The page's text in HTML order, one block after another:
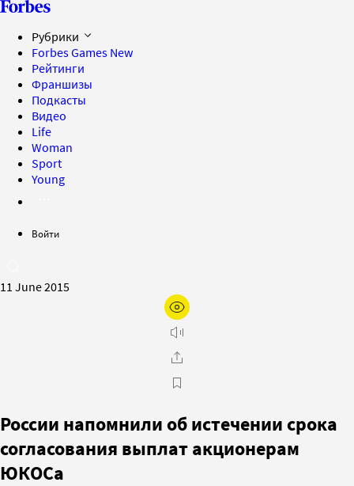
Рубрики
Forbes Games New
Рейтинги
Франшизы
Подкасты
Видео
Life
Woman
Sport
Young
Войти
11 June 2015
России напомнили об истечении срока
согласования выплат акционерам
ЮКОСа